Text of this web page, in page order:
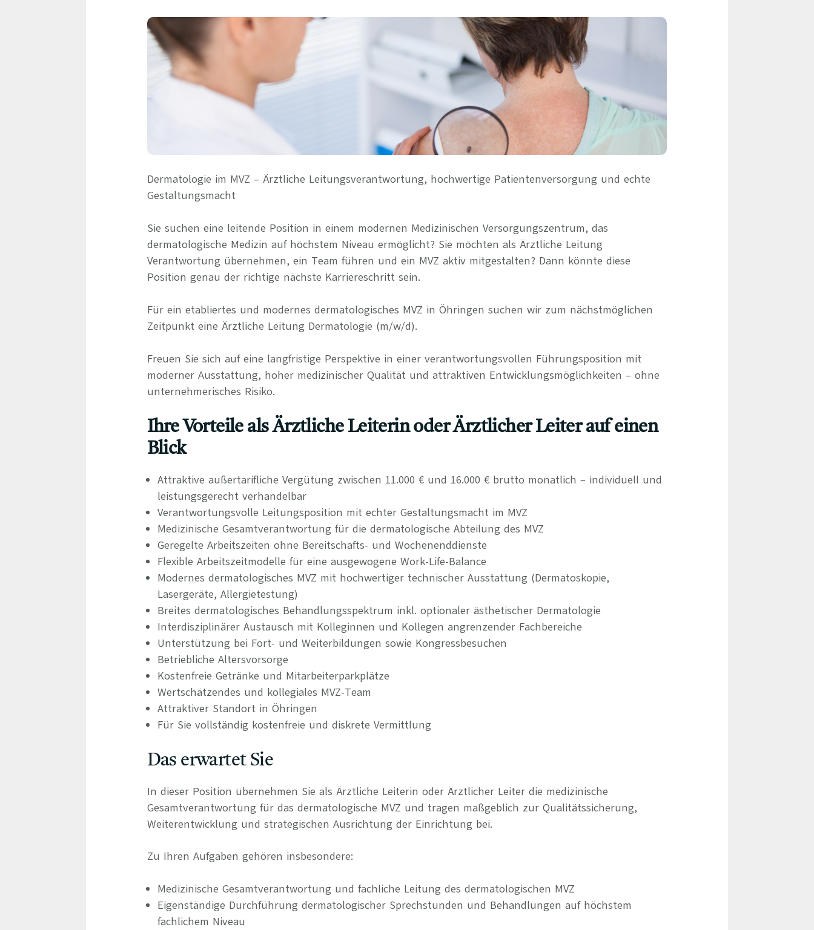
Weitere Services
Fragen & Antworten
Bewerbungscoach
Empfehlungsprogramm
Erfolgsbasierte Personalvermittlung
Mandatierte Personalvermittlung
Sanovetis Care+
Dermatologie im MVZ – Ärztliche Leitungsverantwortung, hochwertige Patientenversorgung und echte
Gestaltungsmacht
Sie suchen eine leitende Position in einem modernen Medizinischen Versorgungszentrum, das
dermatologische Medizin auf höchstem Niveau ermöglicht? Sie möchten als Ärztliche Leitung
Verantwortung übernehmen, ein Team führen und ein MVZ aktiv mitgestalten? Dann könnte diese
Position genau der richtige nächste Karriereschritt sein.
Für ein etabliertes und modernes dermatologisches MVZ in Öhringen suchen wir zum nächstmöglichen
Zeitpunkt eine Ärztliche Leitung Dermatologie (m/w/d).
Freuen Sie sich auf eine langfristige Perspektive in einer verantwortungsvollen Führungsposition mit
moderner Ausstattung, hoher medizinischer Qualität und attraktiven Entwicklungsmöglichkeiten – ohne
unternehmerisches Risiko.
Ihre Vorteile als Ärztliche Leiterin oder Ärztlicher Leiter auf einen
Blick
Attraktive außertarifliche Vergütung zwischen 11.000 € und 16.000 € brutto monatlich – individuell und
leistungsgerecht verhandelbar
Verantwortungsvolle Leitungsposition mit echter Gestaltungsmacht im MVZ
Medizinische Gesamtverantwortung für die dermatologische Abteilung des MVZ
Geregelte Arbeitszeiten ohne Bereitschafts- und Wochenenddienste
Flexible Arbeitszeitmodelle für eine ausgewogene Work-Life-Balance
Modernes dermatologisches MVZ mit hochwertiger technischer Ausstattung (Dermatoskopie,
Lasergeräte, Allergietestung)
Breites dermatologisches Behandlungsspektrum inkl. optionaler ästhetischer Dermatologie
Interdisziplinärer Austausch mit Kolleginnen und Kollegen angrenzender Fachbereiche
Unterstützung bei Fort- und Weiterbildungen sowie Kongressbesuchen
Betriebliche Altersvorsorge
Kostenfreie Getränke und Mitarbeiterparkplätze
Wertschätzendes und kollegiales MVZ-Team
Attraktiver Standort in Öhringen
Für Sie vollständig kostenfreie und diskrete Vermittlung
Das erwartet Sie
In dieser Position übernehmen Sie als Ärztliche Leiterin oder Ärztlicher Leiter die medizinische
Gesamtverantwortung für das dermatologische MVZ und tragen maßgeblich zur Qualitätssicherung,
Weiterentwicklung und strategischen Ausrichtung der Einrichtung bei.
Zu Ihren Aufgaben gehören insbesondere:
Medizinische Gesamtverantwortung und fachliche Leitung des dermatologischen MVZ
Eigenständige Durchführung dermatologischer Sprechstunden und Behandlungen auf höchstem
fachlichem Niveau